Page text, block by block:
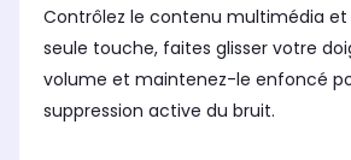
Contrôlez le contenu multimédia et
seule touche, faites glisser votre
volume et maintenez-le enfoncé
suppression active du bruit.